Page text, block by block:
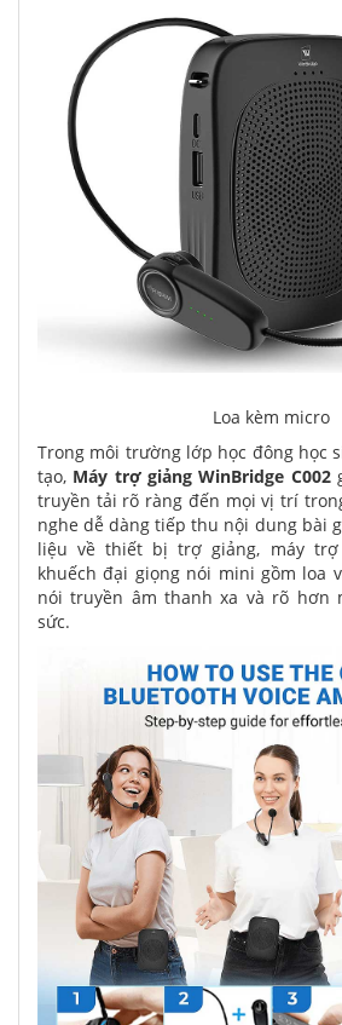
Loa kèm micro
Trong môi trường lớp học đông học
tạo, Máy trợ giảng WinBridge C002
truyền tải rõ ràng đến mọi vị trí
nghe dễ dàng tiếp thu nội dung bài
liệu về thiết bị trợ giảng, máy
khuếch đại giọng nói mini gồm loa
nói truyền âm thanh xa và rõ hơn
sức.